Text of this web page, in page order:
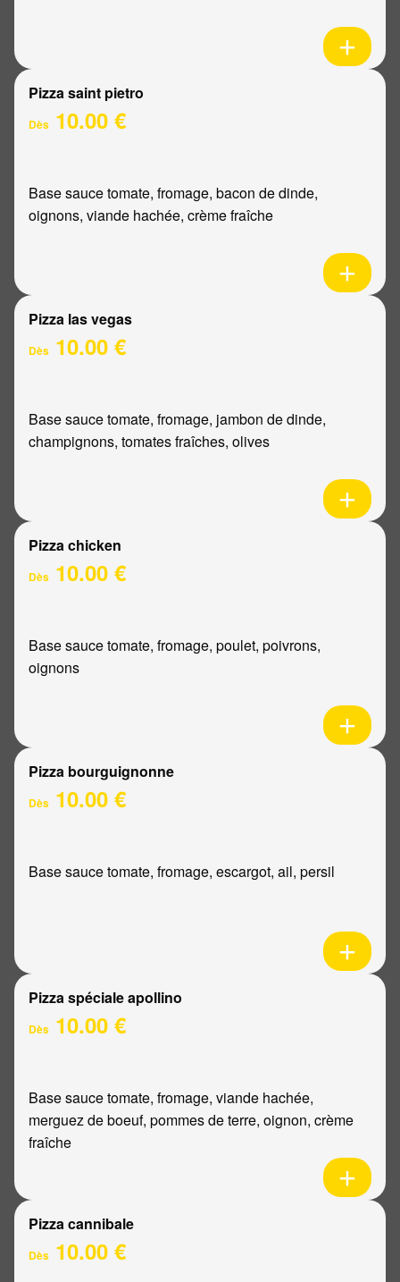
Pizza saint pietro
Dès 10.00 €
Base sauce tomate, fromage, bacon de dinde,
oignons, viande hachée, crème fraîche
Pizza las vegas
Dès 10.00 €
Base sauce tomate, fromage, jambon de dinde,
champignons, tomates fraîches, olives
Pizza chicken
Dès 10.00 €
Base sauce tomate, fromage, poulet, poivrons,
oignons
Pizza bourguignonne
Dès 10.00 €
Base sauce tomate, fromage, escargot, ail, persil
Pizza spéciale apollino
Dès 10.00 €
Base sauce tomate, fromage, viande hachée,
merguez de boeuf, pommes de terre, oignon, crème
fraîche
Pizza cannibale
Dès 10.00 €